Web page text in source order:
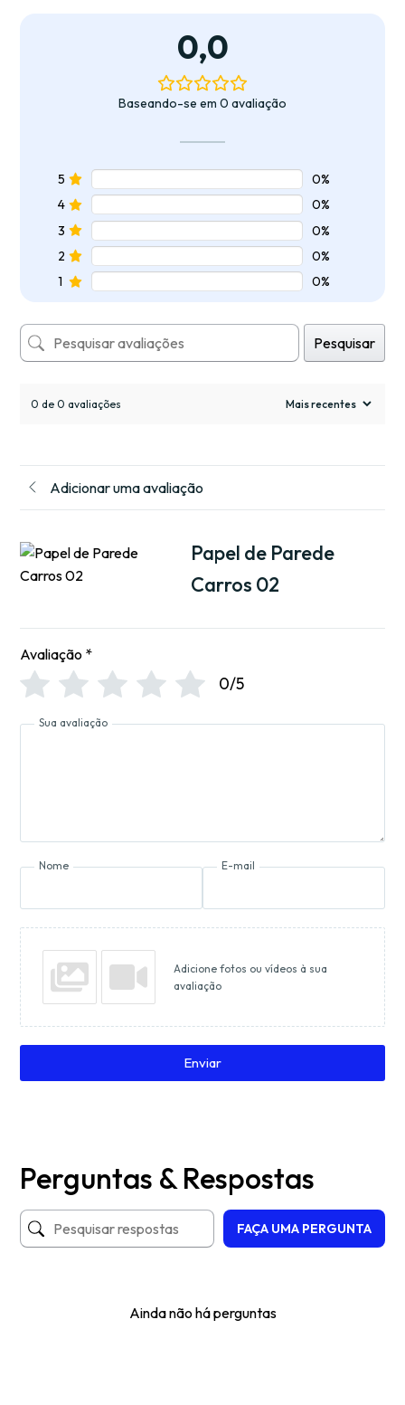
0,0
Baseando-se em 0 avaliação
5
0%
4
0%
3
0%
2
0%
1
0%
Pesquisar
0 de 0 avaliações
Adicionar uma avaliação
Papel de Parede
Carros 02
Avaliação *
0/5
Sua avaliação
Nome E-mail
Adicione fotos ou vídeos à sua
avaliação
Enviar
Perguntas & Respostas
FAÇA UMA PERGUNTA
Ainda não há perguntas